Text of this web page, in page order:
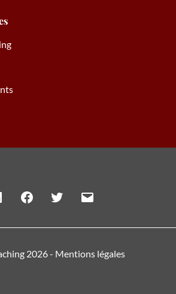
Linkedin Facebook Twitter
2026 - Mentions légales